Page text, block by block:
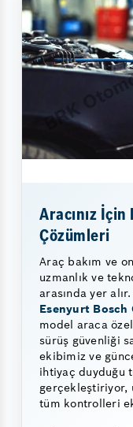
Aracınız
Çözümleri
Araç bakım ve
uzmanlık ve
arasında yer
Esenyurt Bosch
model araca
sürüş güvenliği
ekibimiz ve
ihtiyaç duyduğu
gerçekleştiriyor,
tüm kontrolleri